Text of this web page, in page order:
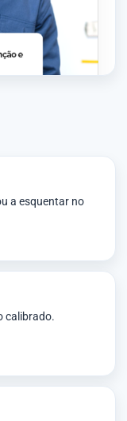
a esquentar no
calibrado.